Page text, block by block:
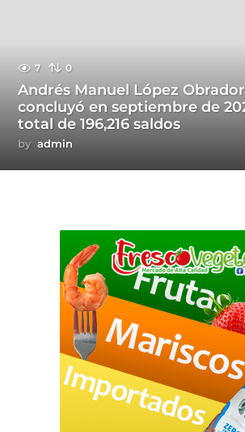
7 0
Andrés Manuel López
concluyó en septiembre de
total de 196,216 saldos
by admin